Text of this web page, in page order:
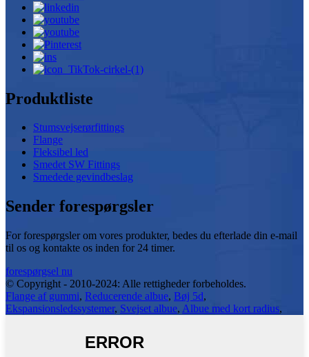
Produktliste
Stumsvejserørfittings
Flange
Fleksibel led
Smedet SW Fittings
Smedede gevindbeslag
Sender forespørgsler
For forespørgsler om vores produkter, bedes du efterlade din e-mail
til os og kontakte os inden for 24 timer.
forespørgsel nu
© Copyright - 2010-2024: Alle rettigheder forbeholdes.
Flange af gummi, Reducerende albue, Bøj 5d,
Ekspansionsledssystemer, Svejset albue, Albue med kort radius,